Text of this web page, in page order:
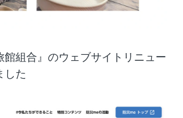
館組合』のウェブサイトリニュー
した